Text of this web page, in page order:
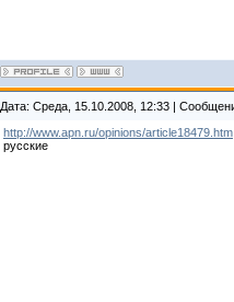
Дата: Среда, 15.10.2008, 12:33 |
http://www.apn.ru/opinions/article18479.htm
русские